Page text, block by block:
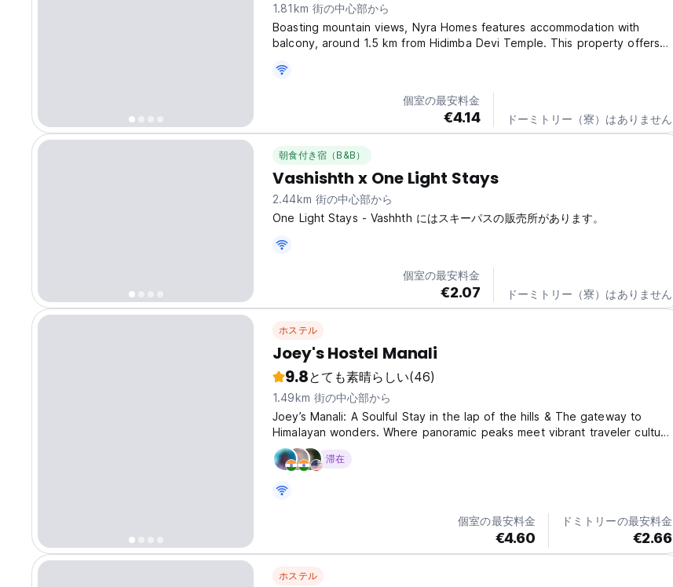
1.81km 街の中心部から
Boasting mountain views, Nyra Homes features accommodation with
balcony, around 1.5 km from Hidimba Devi Temple. This property offers
full-day security and a housekeeping service for guests....
個室の最安料金
€4.14 ドーミトリー（寮）はありません
朝食付き宿（B&B）
Vashishth x One Light Stays
2.44km 街の中心部から
One Light Stays - Vashhth にはスキーパスの販売所があります。
個室の最安料金
€2.07 ドーミトリー（寮）はありません
ホステル
Joey's Hostel Manali
9.8とても素晴らしい(46)
1.49km 街の中心部から
Joey’s Manali: A Soulful Stay in the lap of the hills & The gateway to
Himalayan wonders. Where panoramic peaks meet vibrant traveler culture
& where you let the majestic mountain energy recharge your soul.
Welcome to Joey’s Manali Folks! A home away from...
滞在
個室の最安料金
€4.60
ドミトリーの最安料金
€2.66
ホステル